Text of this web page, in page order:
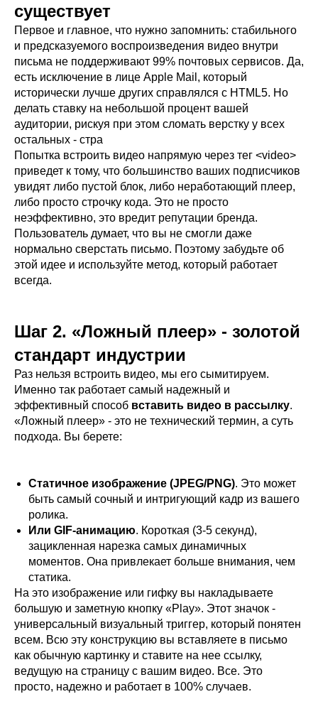
существует
Первое и главное, что нужно запомнить: стабильного
и предсказуемого воспроизведения видео внутри
письма не поддерживают 99% почтовых сервисов. Да,
есть исключение в лице Apple Mail, который
исторически лучше других справлялся с HTML5. Но
делать ставку на небольшой процент вашей
аудитории, рискуя при этом сломать верстку у всех
остальных - стра
Попытка встроить видео напрямую через тег <video>
приведет к тому, что большинство ваших подписчиков
увидят либо пустой блок, либо неработающий плеер,
либо просто строчку кода. Это не просто
неэффективно, это вредит репутации бренда.
Пользователь думает, что вы не смогли даже
нормально сверстать письмо. Поэтому забудьте об
этой идее и используйте метод, который работает
всегда.
Шаг 2. «Ложный плеер» - золотой
стандарт индустрии
Раз нельзя встроить видео, мы его сымитируем.
Именно так работает самый надежный и
эффективный способ вставить видео в рассылку.
«Ложный плеер» - это не технический термин, а суть
подхода. Вы берете:
Статичное изображение (JPEG/PNG). Это может
быть самый сочный и интригующий кадр из вашего
ролика.
Или GIF-анимацию. Короткая (3-5 секунд),
зацикленная нарезка самых динамичных
моментов. Она привлекает больше внимания, чем
статика.
На это изображение или гифку вы накладываете
большую и заметную кнопку «Play». Этот значок -
универсальный визуальный триггер, который понятен
всем. Всю эту конструкцию вы вставляете в письмо
как обычную картинку и ставите на нее ссылку,
ведущую на страницу с вашим видео. Все. Это
просто, надежно и работает в 100% случаев.